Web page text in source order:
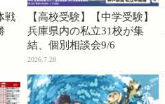
戦
【高校受験】【中学受験】
兵庫県内の私立31校が集
結、個別相談会9/6
2026.7.28